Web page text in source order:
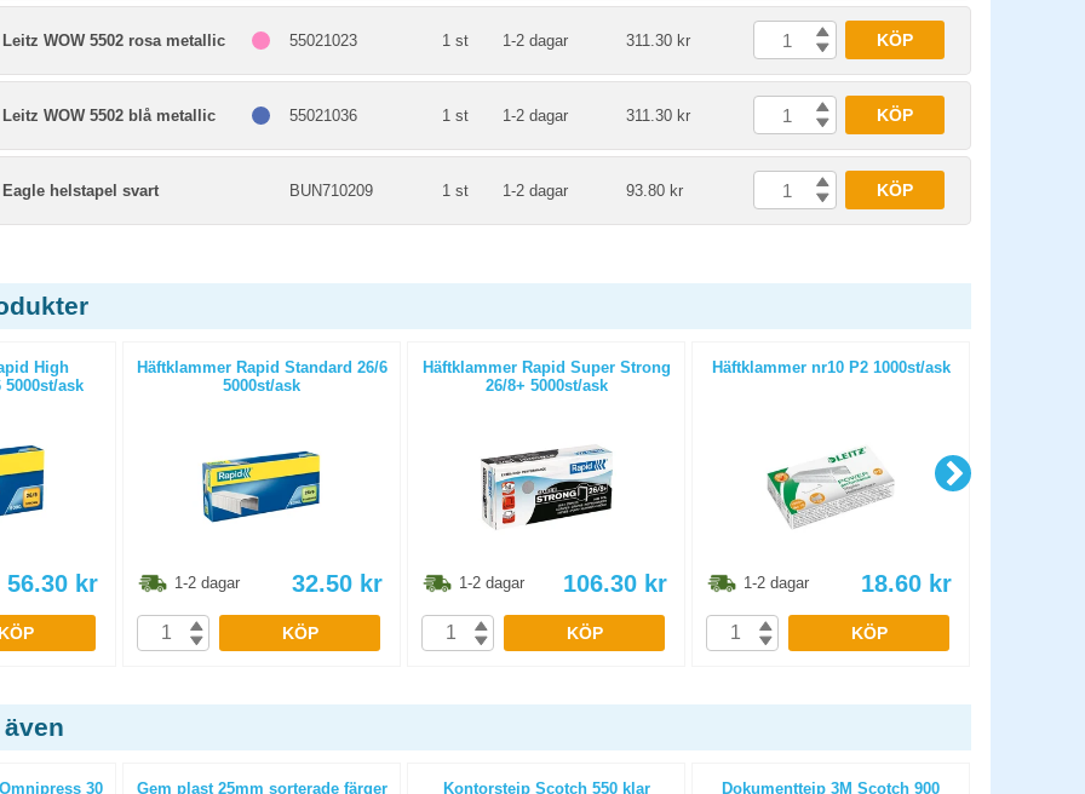
Leitz WOW 5502 rosa metallic 55021023 1 st 1-2 dagar 311.30 kr KÖP
Leitz WOW 5502 blå metallic 55021036 1 st 1-2 dagar 311.30 kr KÖP
Eagle helstapel svart BUN710209 1 st 1-2 dagar 93.80 kr KÖP
High
5000st/ask
56.30 kr
KÖP
Häftklammer Rapid Standard 26/6
5000st/ask
1-2 dagar 32.50 kr
KÖP
Häftklammer Rapid Super Strong
26/8+ 5000st/ask
1-2 dagar 106.30 kr
KÖP
Häftklammer nr10 P2 1000st/ask
1-2 dagar 18.60 kr
KÖP
30
Gem plast 25mm sorterade färger
Kontorstejp Scotch 550 klar
Dokumenttejp 3M Scotch 900